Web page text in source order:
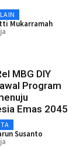
Mukarramah
MBG DIY
Program
Emas 2045
Susanto